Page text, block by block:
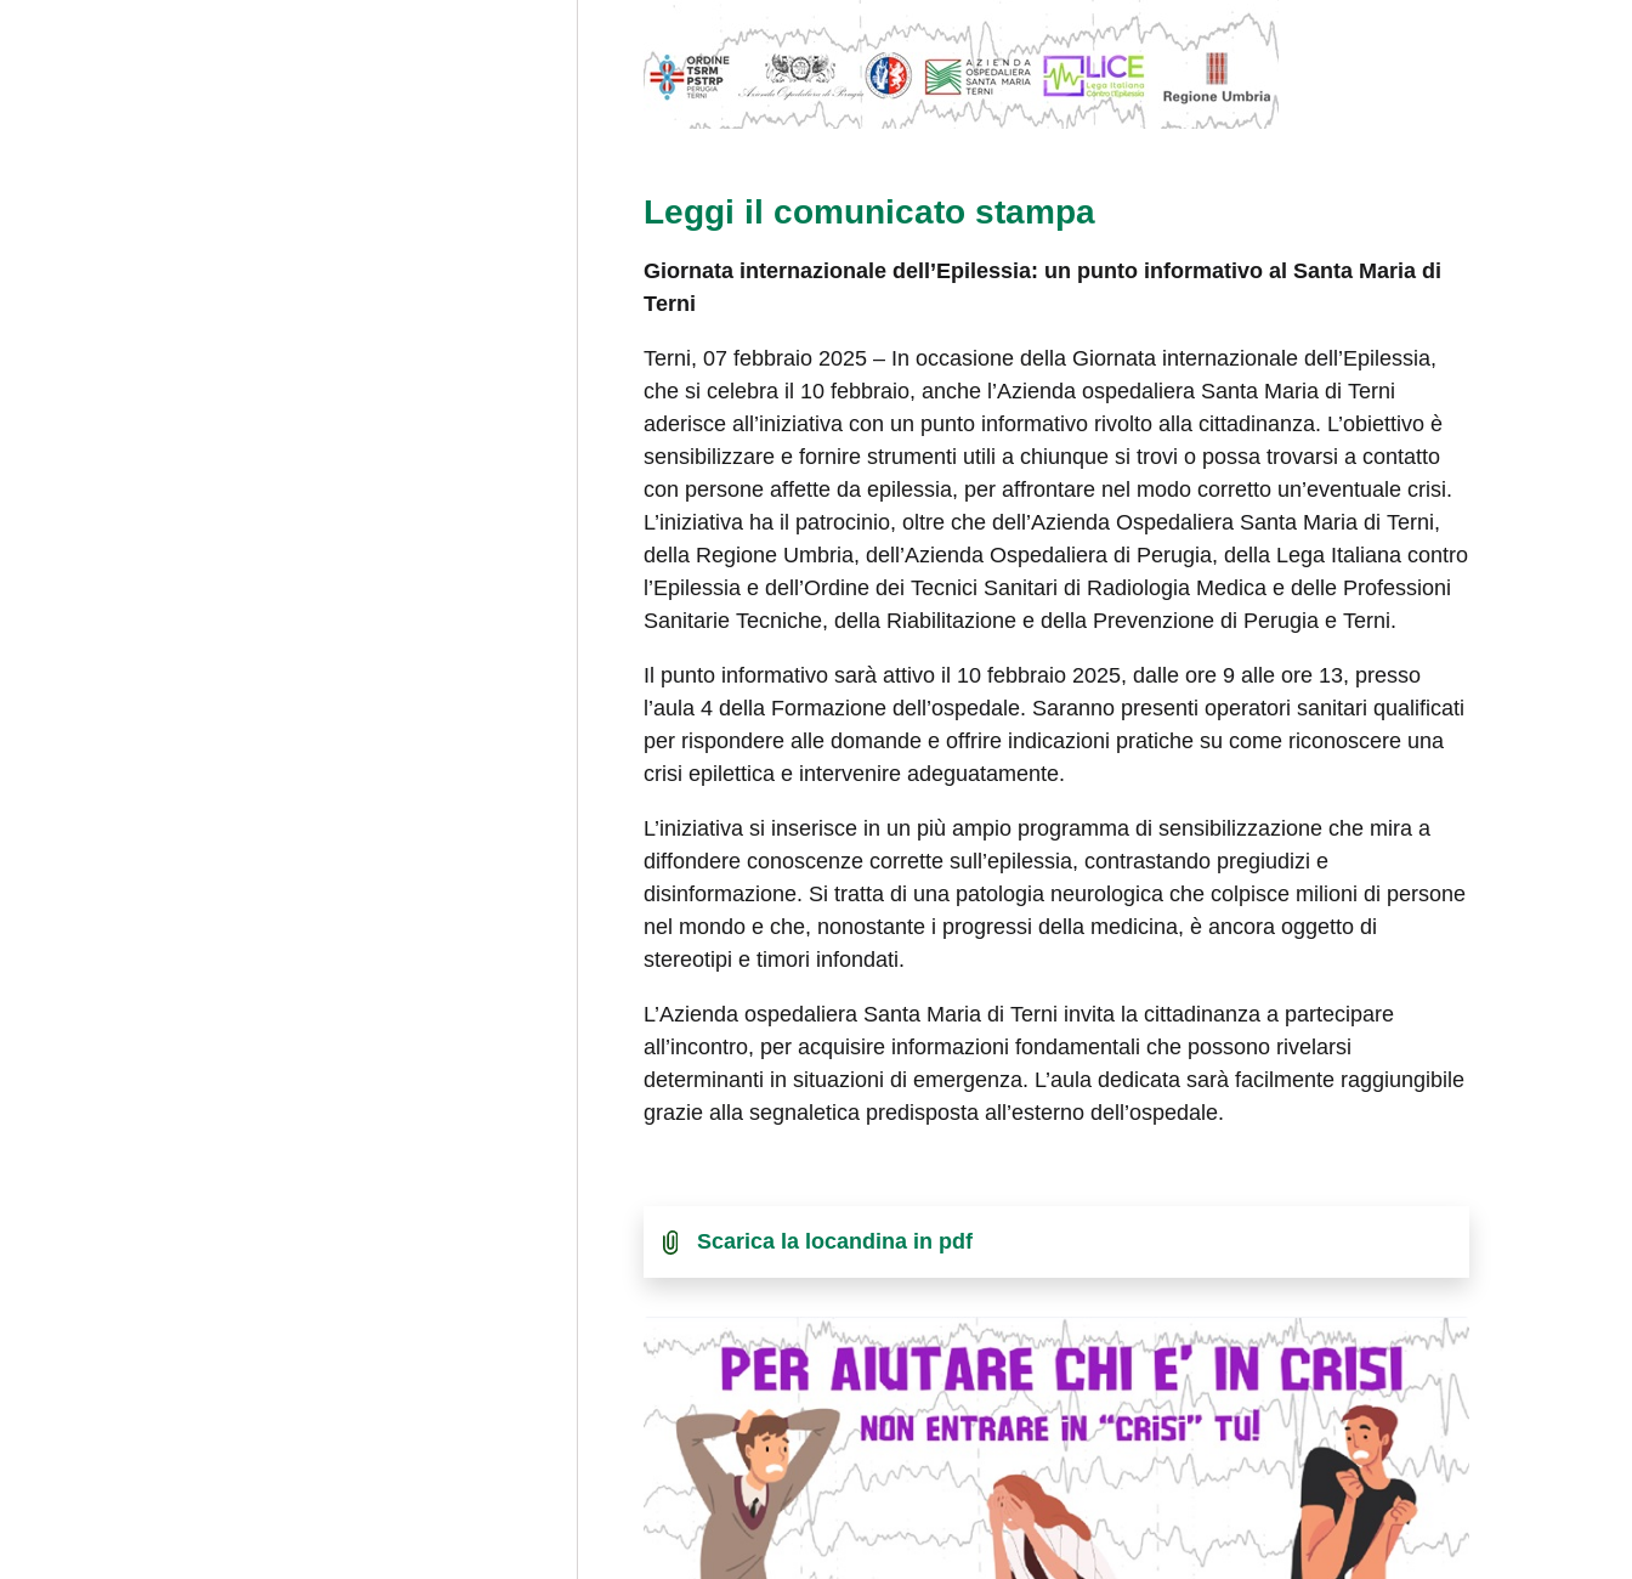
Leggi il comunicato stampa
Giornata internazionale dell’Epilessia: un punto informativo al Santa Maria di
Terni
Terni, 07 febbraio 2025 – In occasione della Giornata internazionale dell’Epilessia,
che si celebra il 10 febbraio, anche l’Azienda ospedaliera Santa Maria di Terni
aderisce all’iniziativa con un punto informativo rivolto alla cittadinanza. L’obiettivo è
sensibilizzare e fornire strumenti utili a chiunque si trovi o possa trovarsi a contatto
con persone affette da epilessia, per affrontare nel modo corretto un’eventuale crisi.
L’iniziativa ha il patrocinio, oltre che dell’Azienda Ospedaliera Santa Maria di Terni,
della Regione Umbria, dell’Azienda Ospedaliera di Perugia, della Lega Italiana contro
l’Epilessia e dell’Ordine dei Tecnici Sanitari di Radiologia Medica e delle Professioni
Sanitarie Tecniche, della Riabilitazione e della Prevenzione di Perugia e Terni.
Il punto informativo sarà attivo il 10 febbraio 2025, dalle ore 9 alle ore 13, presso
l’aula 4 della Formazione dell’ospedale. Saranno presenti operatori sanitari qualificati
per rispondere alle domande e offrire indicazioni pratiche su come riconoscere una
crisi epilettica e intervenire adeguatamente.
L’iniziativa si inserisce in un più ampio programma di sensibilizzazione che mira a
diffondere conoscenze corrette sull’epilessia, contrastando pregiudizi e
disinformazione. Si tratta di una patologia neurologica che colpisce milioni di persone
nel mondo e che, nonostante i progressi della medicina, è ancora oggetto di
stereotipi e timori infondati.
L’Azienda ospedaliera Santa Maria di Terni invita la cittadinanza a partecipare
all’incontro, per acquisire informazioni fondamentali che possono rivelarsi
determinanti in situazioni di emergenza. L’aula dedicata sarà facilmente raggiungibile
grazie alla segnaletica predisposta all’esterno dell’ospedale.
Scarica la locandina in pdf